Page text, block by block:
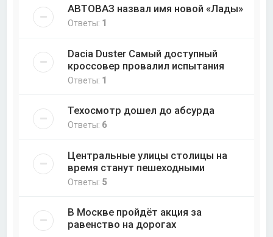
АВТОВАЗ назвал имя новой «Лады»
Ответы: 1
Dacia Duster Самый доступный
кроссовер провалил испытания
Ответы: 1
Техосмотр дошел до абсурда
Ответы: 6
Центральные улицы столицы на
время станут пешеходными
Ответы: 5
В Москве пройдёт акция за
равенство на дорогах